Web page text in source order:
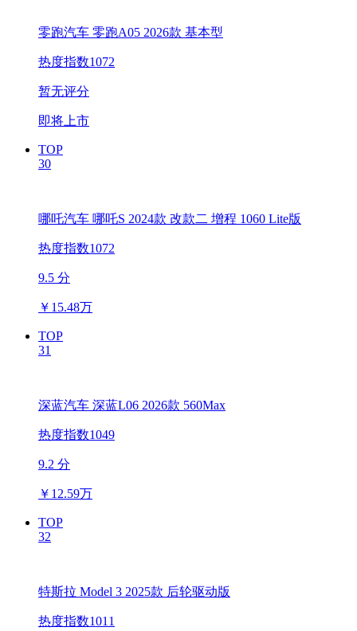
零跑汽车 零跑A05 2026款 基本型
热度指数1072
暂无评分
即将上市
TOP
30
哪吒汽车 哪吒S 2024款 改款二 增程 1060 Lite版
热度指数1072
9.5 分
￥ 15.48万
TOP
31
深蓝汽车 深蓝L06 2026款 560Max
热度指数1049
9.2 分
￥ 12.59万
TOP
32
特斯拉 Model 3 2025款 后轮驱动版
热度指数1011